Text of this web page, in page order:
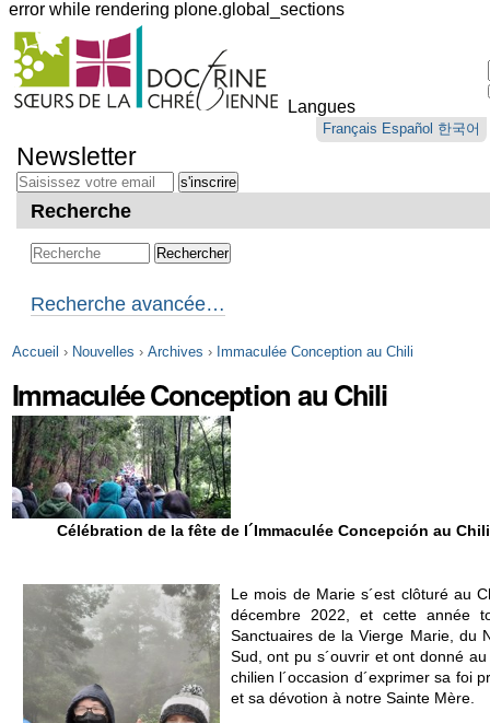
error while rendering plone.global_sections
Outils
personnels
Langues
Français Español 한국어
au
contenu.
Aller
navigation
Newsletter
Recherche
Recherche avancée…
Accueil › Nouvelles › Archives › Immaculée Conception au Chili
Immaculée Conception au Chili
Célébration de la fête de l´Immaculée Concepción au
Le mois de Marie s´est clôturé au
décembre 2022, et cette année
Sanctuaires de la Vierge Marie, du
Sud, ont pu s´ouvrir et ont donné au
chilien l´occasion d´exprimer sa foi
et sa dévotion à notre Sainte Mère.